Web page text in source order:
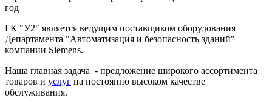
год
ГК "У2" является ведущим поставщиком оборудования
Департамента "Автоматизация и безопасность зданий"
компании Siemens.
Наша главная задача - предложение широкого ассортимента
товаров и услуг на постоянно высоком качестве
обслуживания.